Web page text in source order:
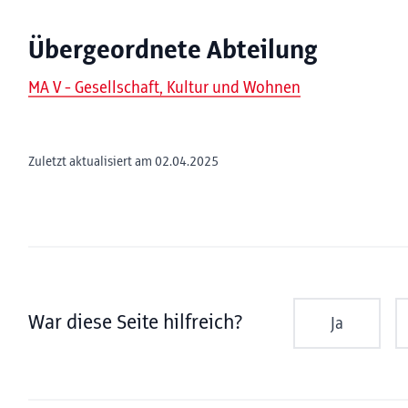
Übergeordnete Abteilung
MA V - Gesellschaft, Kultur und Wohnen
Zuletzt aktualisiert am 02.04.2025
War diese Seite hilfreich? Ja